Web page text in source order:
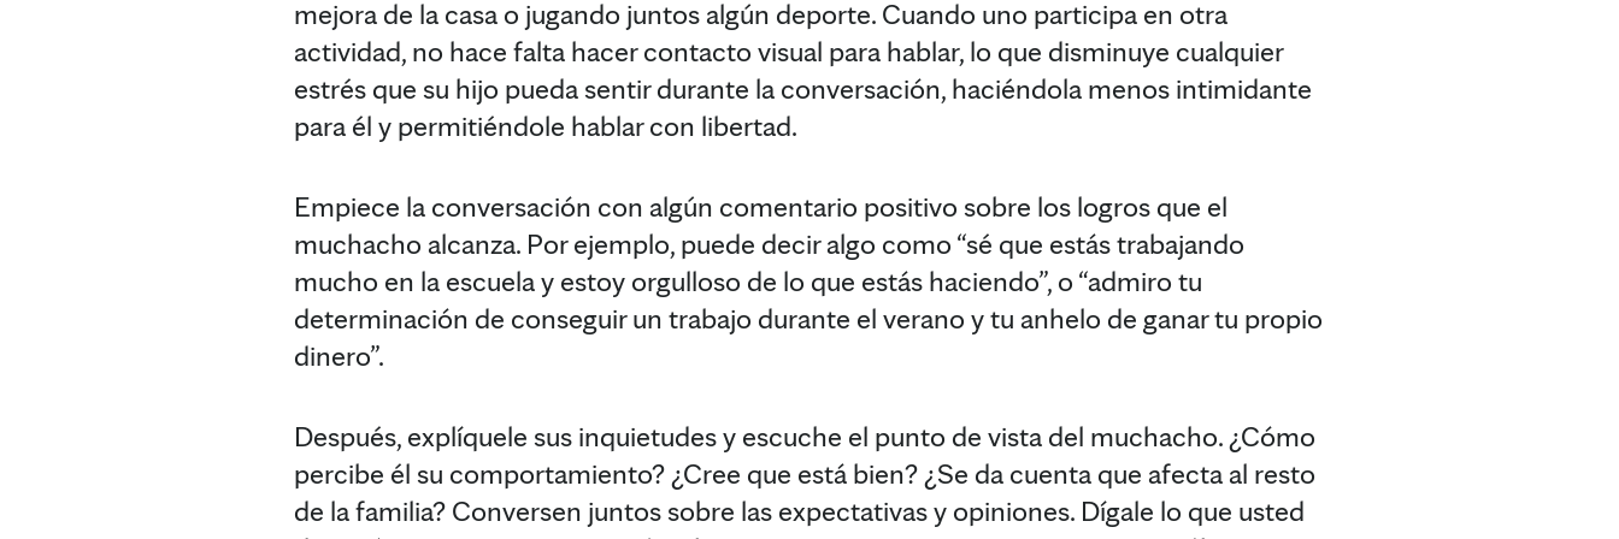
mejora de la casa o jugando juntos algún deporte. Cuando uno participa en otra
actividad, no hace falta hacer contacto visual para hablar, lo que disminuye cualquier
estrés que su hijo pueda sentir durante la conversación, haciéndola menos intimidante
para él y permitiéndole hablar con libertad.
Empiece la conversación con algún comentario positivo sobre los logros que el
muchacho alcanza. Por ejemplo, puede decir algo como “sé que estás trabajando
mucho en la escuela y estoy orgulloso de lo que estás haciendo”, o “admiro tu
determinación de conseguir un trabajo durante el verano y tu anhelo de ganar tu propio
dinero”.
Después, explíquele sus inquietudes y escuche el punto de vista del muchacho. ¿Cómo
percibe él su comportamiento? ¿Cree que está bien? ¿Se da cuenta que afecta al resto
de la familia? Conversen juntos sobre las expectativas y opiniones. Dígale lo que usted